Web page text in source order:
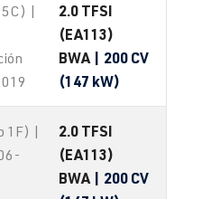
|
2.0 TFSI
(EA113)
BWA | 200 CV
(147 kW)
1F) |
2.0 TFSI
(EA113)
BWA | 200 CV